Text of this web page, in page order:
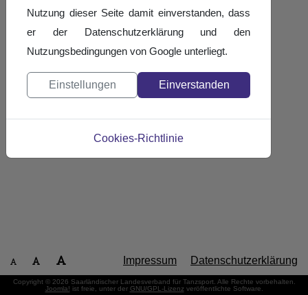
Nutzung dieser Seite damit einverstanden, dass
er der Datenschutzerklärung und den
Nutzungsbedingungen von Google unterliegt.
Einstellungen Einverstanden
Cookies-Richtlinie
Impressum Datenschutzerklärung
Copyright © 2026 Saarländischer Landesverband für Tanzsport. Alle Rechte vorbehalten.
Joomla! ist freie, unter der GNU/GPL-Lizenz veröffentlichte Software.